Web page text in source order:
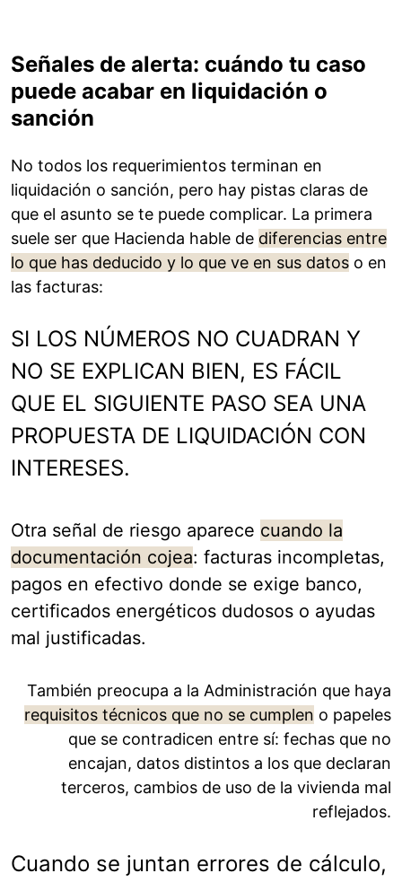
Señales de alerta: cuándo tu caso
puede acabar en liquidación o
sanción
No todos los requerimientos terminan en
liquidación o sanción, pero hay pistas claras de
que el asunto se te puede complicar. La primera
suele ser que Hacienda hable de diferencias entre
lo que has deducido y lo que ve en sus datos o en
las facturas:
SI LOS NÚMEROS NO CUADRAN Y
NO SE EXPLICAN BIEN, ES FÁCIL
QUE EL SIGUIENTE PASO SEA UNA
PROPUESTA DE LIQUIDACIÓN CON
INTERESES.
Otra señal de riesgo aparece cuando la
documentación cojea: facturas incompletas,
pagos en efectivo donde se exige banco,
certificados energéticos dudosos o ayudas
mal justificadas.
También preocupa a la Administración que haya
requisitos técnicos que no se cumplen o papeles
que se contradicen entre sí: fechas que no
encajan, datos distintos a los que declaran
terceros, cambios de uso de la vivienda mal
reflejados.
Cuando se juntan errores de cálculo,